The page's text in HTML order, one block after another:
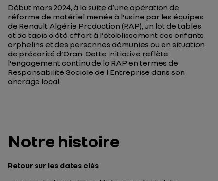
Début mars 2024, à la suite d’une opération de
réforme de matériel menée à l’usine par les équipes
de Renault Algérie Production (RAP), un lot de tables
et de tapis a été offert à l’établissement des enfants
orphelins et des personnes démunies ou en situation
de précarité d’Oran. Cette initiative reflète
l’engagement continu de la RAP en termes de
Responsabilité Sociale de l’Entreprise dans son
ancrage local.
Notre histoire
Retour sur les dates clés